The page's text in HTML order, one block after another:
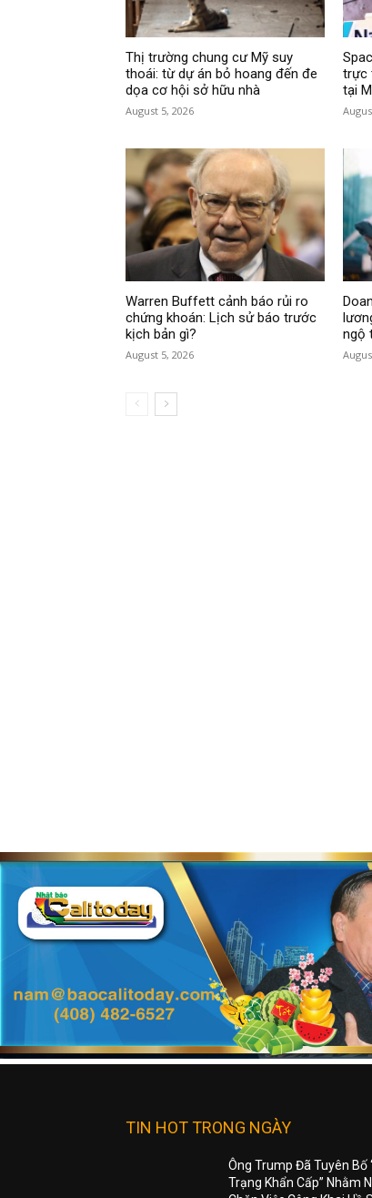
Thị trường chung cư Mỹ suy
thoái: từ dự án bỏ hoang đến đe
dọa cơ hội sở hữu nhà
August 5, 2026
trực
tại
Warren Buffett cảnh báo rủi ro
chứng khoán: Lịch sử báo trước
kịch bản gì?
August 5, 2026
ngộ
TIN HOT TRONG NGÀY
Ông Trump Đã Tuyên Bố
Trạng Khẩn Cấp” Nhằm